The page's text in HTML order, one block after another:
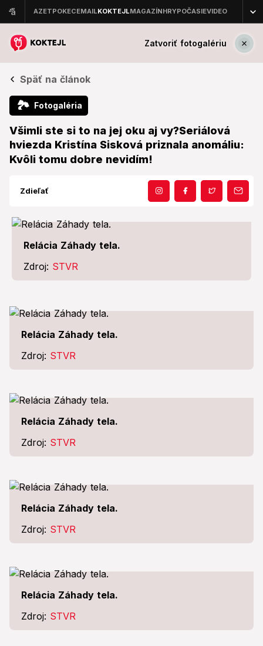
Zatvoriť fotogalériu
Späť na článok
🏞 Fotogaléria
Všimli ste si to na jej oku aj vy?Seriálová
hviezda Kristína Sisková priznala anomáliu:
Kvôli tomu dobre nevidím!
Zdieľať
Relácia Záhady tela.
Zdroj: STVR
Relácia Záhady tela.
Zdroj: STVR
Relácia Záhady tela.
Zdroj: STVR
Relácia Záhady tela.
Zdroj: STVR
Relácia Záhady tela.
Zdroj: STVR